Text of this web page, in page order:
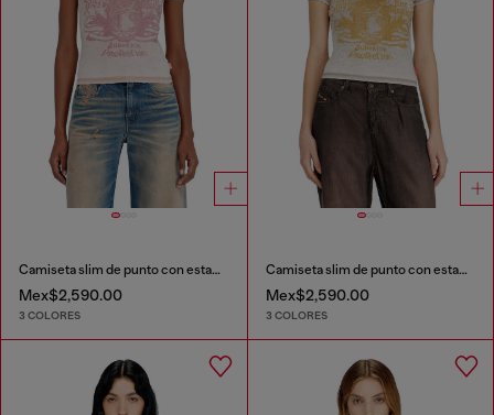
Camiseta slim de punto con estampado y tachuelas
Mex$2,590.00
3 COLORES
Camiseta slim de punto con estampado y tachuelas
Mex$2,590.00
3 COLORES